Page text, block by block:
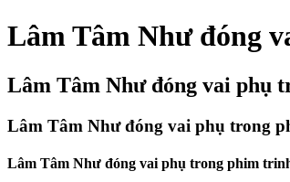
Lâm Tâm Như đóng
Lâm Tâm Như đóng vai phụ
Lâm Tâm Như đóng vai phụ trong
Lâm Tâm Như đóng vai phụ trong phim